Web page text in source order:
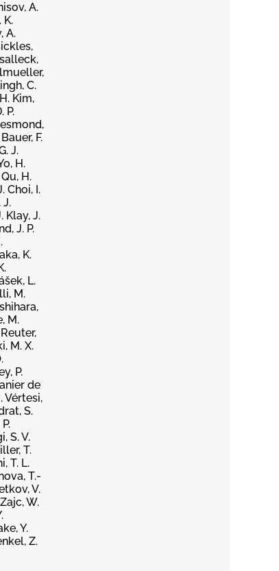
A.
K.
A.
C.
Kim,
P.
F.
J.
H.
H.
Choi, I.
J.
Klay, J.
J. P.
K.
L.
M.
M.
M. X.
P.
de
Vértesi,
S.
S. V.
T.
T. L.
T.-
V.
W.
Y.
Z.